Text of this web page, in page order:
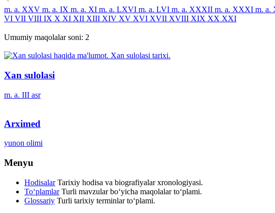
m. a. XXV m. a. IX m. a. XI m. a. LXVI m. a. LVI m. a. XXXII m. a. XXXI m. a.
VI VII VIII IX X XI XII XIII XIV XV XVI XVII XVIII XIX XX XXI
Umumiy maqolalar soni: 2
Xan sulolasi
m. a. III asr
Arximed
yunon olimi
Menyu
Hodisalar Tarixiy hodisa va biografiyalar xronologiyasi.
To‘plamlar Turli mavzular bo‘yicha maqolalar to‘plami.
Glossariy Turli tarixiy terminlar to‘plami.